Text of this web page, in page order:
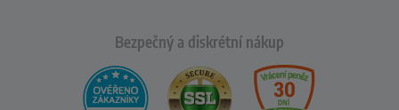
Bezpečný a diskrétní nákup